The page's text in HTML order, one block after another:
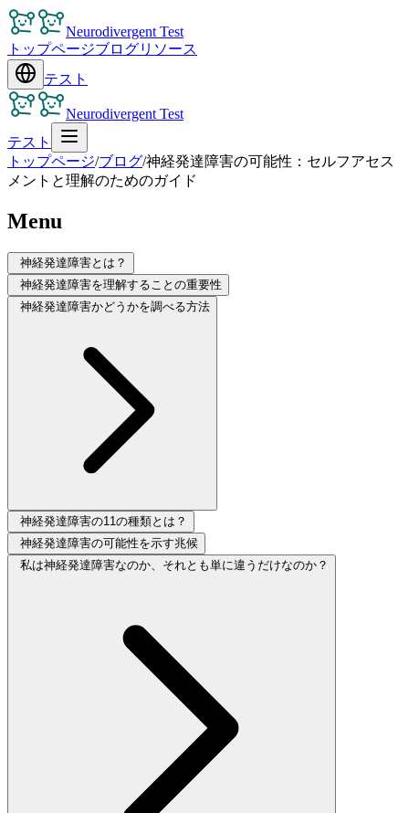
Neurodivergent Test
トップページブログリソース
テスト
Neurodivergent Test
テスト
トップページ/ブログ/神経発達障害の可能性：セルフアセス
メントと理解のためのガイド
Menu
神経発達障害とは？
神経発達障害を理解することの重要性
神経発達障害かどうかを調べる方法
神経発達障害の11の種類とは？
神経発達障害の可能性を示す兆候
私は神経発達障害なのか、それとも単に違うだけなのか？